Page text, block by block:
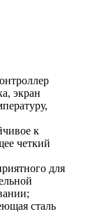
экран
к
четкий
для
сталь